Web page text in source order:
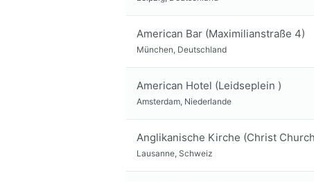
American Bar (Maximilianstraße 4)
München, Deutschland
American Hotel (Leidseplein )
Amsterdam, Niederlande
Anglikanische Kirche (Christ
Lausanne, Schweiz